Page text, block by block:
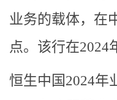
业务的载体，在
点。该行在2024
恒生中国2024年